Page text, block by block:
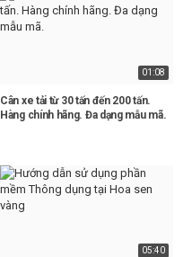
01:08
Cân xe tải từ 30 tấn đến 200 tấn.
Hàng chính hãng. Đa dạng mẫu mã.
05:40